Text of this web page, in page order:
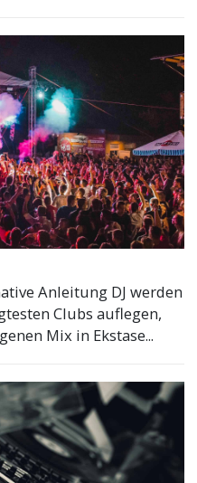
Anleitung DJ werden
Clubs auflegen,
Mix in Ekstase...